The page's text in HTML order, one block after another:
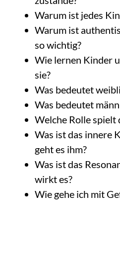
Warum ist jedes
Warum ist
so wichtig?
Wie lernen Kinder
sie?
Was bedeutet
Was bedeutet
Welche Rolle spielt
Was ist das innere
geht es ihm?
Was ist das
wirkt es?
Wie gehe ich mit